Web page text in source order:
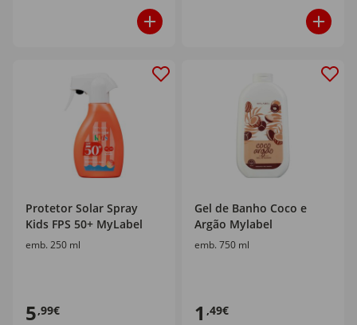
Protetor Solar Spray
Kids FPS 50+ MyLabel
emb. 250 ml
5,99€
Gel de Banho Coco e
Argão Mylabel
emb. 750 ml
1 ,49€